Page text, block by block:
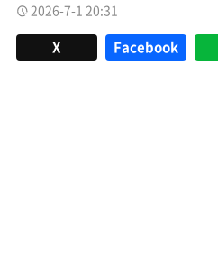
2026-7-1 20:31
X Facebook